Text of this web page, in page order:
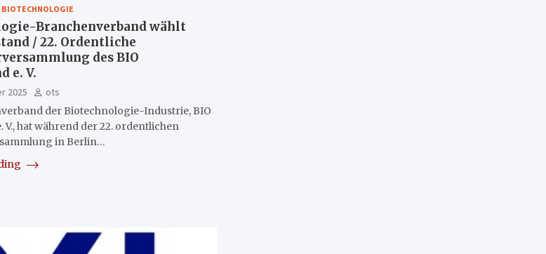
BIOTECHNOLOGIE
Branchenverband wählt
/ 22. Ordentliche
des BIO
e. V.
2025
ots
der Biotechnologie-Industrie, BIO
V., hat während der 22. ordentlichen
in Berlin…